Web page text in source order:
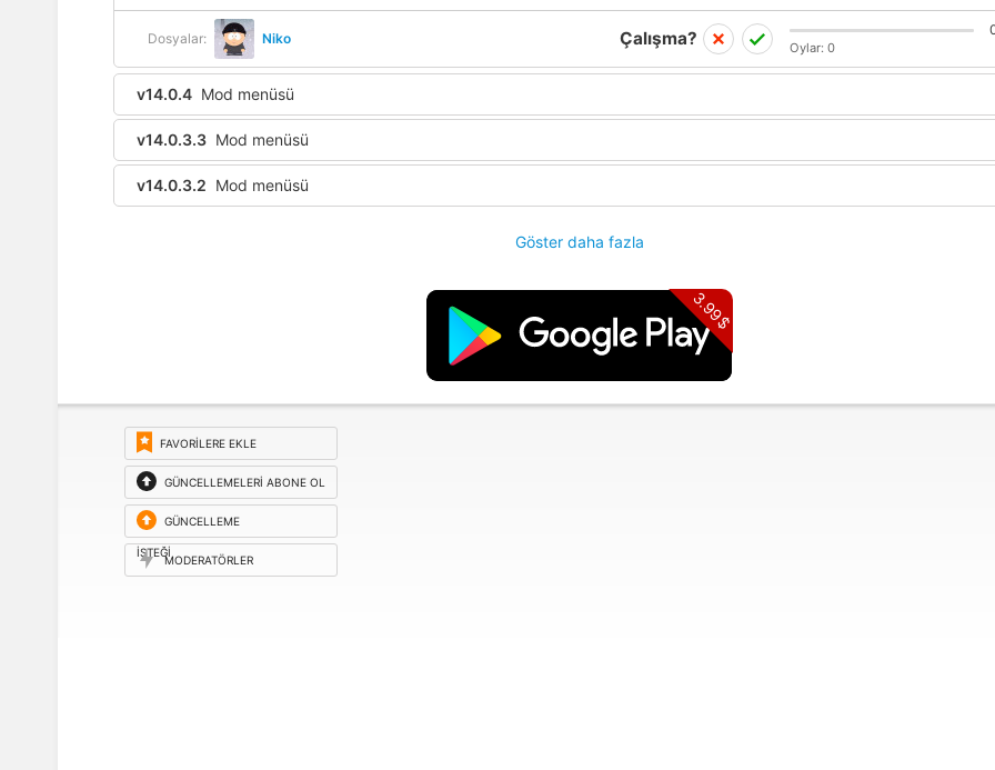
Dosyalar: Niko Çalışma? Oylar: 0
v14.0.4 Mod menüsü
v14.0.3.3 Mod menüsü
v14.0.3.2 Mod menüsü
Göster daha fazla
3.99$
FAVORILERE EKLE
GÜNCELLEMELERI ABONE OL
GÜNCELLEME
ISTEĞI
MODERATÖRLER